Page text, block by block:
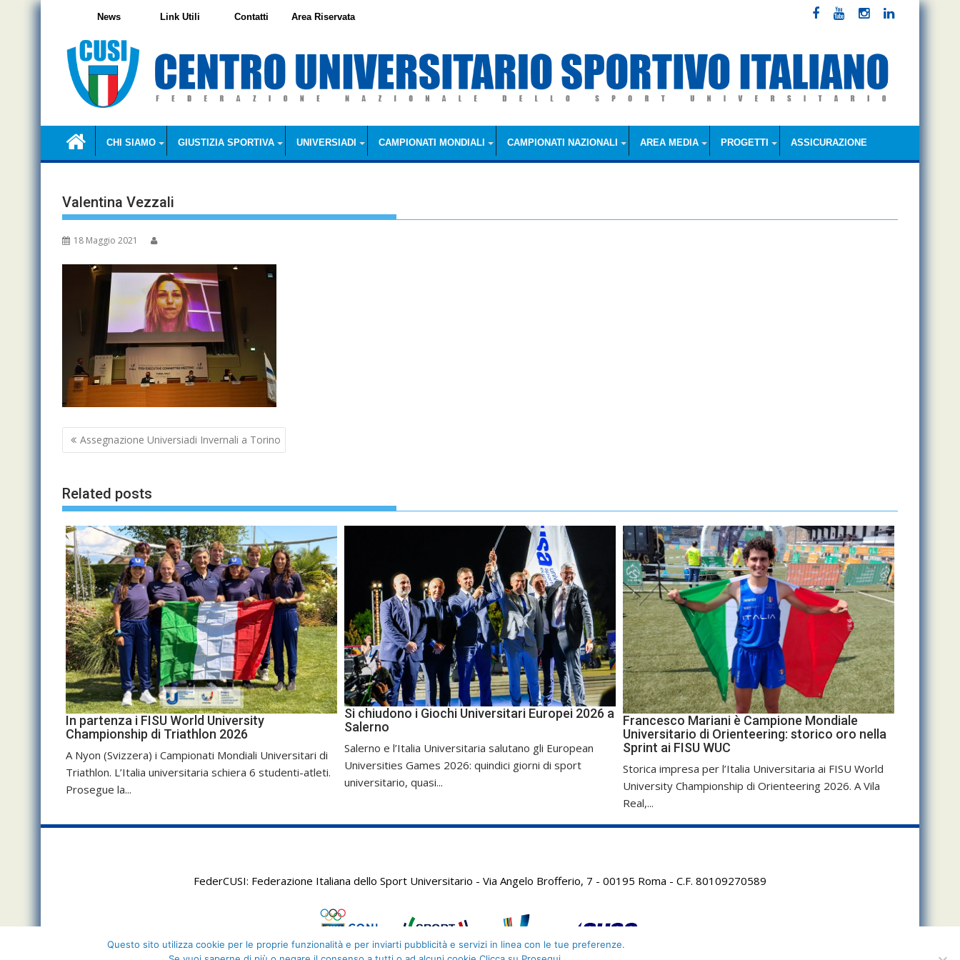
Skip
CHI SIAMO GIUSTIZIA SPORTIVA UNIVERSIADI CAMPIONATI MONDIALI CAMPIONATI NAZIONALI AREA MEDIA PROGETTI ASSICURAZIONE
News Link Utili Contatti Area Riservata
Valentina Vezzali
18 Maggio 2021
Navigazione
articoli
Assegnazione Universiadi Invernali a Torino
Related posts
In partenza i FISU World University
Championship di Triathlon 2026
A Nyon (Svizzera) i Campionati Mondiali Universitari di
Triathlon. L’Italia universitaria schiera 6 studenti-atleti.
Prosegue la...
Si chiudono i Giochi Universitari Europei 2026 a
Salerno
Salerno e l’Italia Universitaria salutano gli European
Universities Games 2026: quindici giorni di sport
universitario, quasi...
Francesco Mariani è Campione Mondiale
Universitario di Orienteering: storico oro nella
Sprint ai FISU WUC
Storica impresa per l’Italia Universitaria ai FISU World
University Championship di Orienteering 2026. A Vila
Real,...
FederCUSI: Federazione Italiana dello Sport Universitario - Via Angelo Brofferio, 7 - 00195 Roma - C.F. 80109270589
Questo sito utilizza cookie per le proprie funzionalità e per inviarti pubblicità e servizi in linea con le tue preferenze.